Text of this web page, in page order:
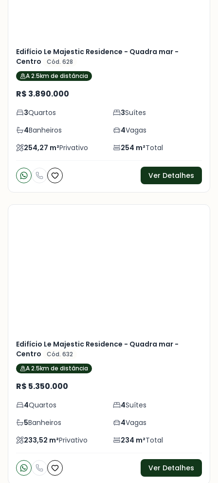
Edifício Le Majestic Residence - Quadra mar -
Centro
Cód. 628
A 2.5km de distância
R$ 3.890.000
3Quartos 3Suítes
4Banheiros 4Vagas
254,27 m²Privativo 254 m²Total
Ver Detalhes
Edifício Le Majestic Residence - Quadra mar -
Centro
Cód. 632
A 2.5km de distância
R$ 5.350.000
4Quartos 4Suítes
5Banheiros 4Vagas
233,52 m²Privativo 234 m²Total
Ver Detalhes